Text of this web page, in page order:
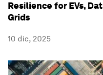
Resilience for EVs,
Grids
10 dic, 2025